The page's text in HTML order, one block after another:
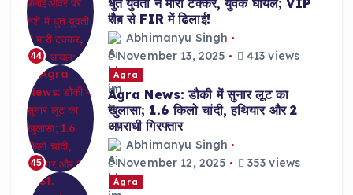
44
रौब से FIR में ढिलाई!
Abhimanyu Singh
November 13, 2025
413 views
45
Agra
Agra News: डौकी में सुनार लूट का
खुलासा; 1.6 किलो चांदी, हथियार और 2
अपराधी गिरफ्तार
Abhimanyu Singh
November 12, 2025
353 views
Agra